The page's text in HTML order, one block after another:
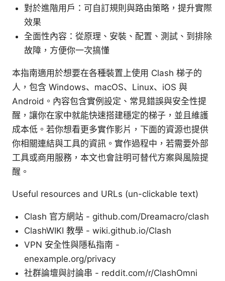
對於進階用戶：可自訂規則與路由策略，提升實際
效果
全面性內容：從原理、安裝、配置、測試、到排除
故障，方便你一次搞懂
本指南適用於想要在各種裝置上使用 Clash 梯子的
人，包含 Windows、macOS、Linux、iOS 與
Android。內容包含實例設定、常見錯誤與安全性提
醒，讓你在家中就能快速搭建穩定的梯子，並且維護
成本低。若你想看更多實作影片，下面的資源也提供
你相關連結與工具的資訊。實作過程中，若需要外部
工具或商用服務，本文也會註明可替代方案與風險提
醒。
Useful resources and URLs (un-clickable text)
Clash 官方網站 - github.com/Dreamacro/clash
ClashWIKI 教學 - wiki.github.io/Clash
VPN 安全性與隱私指南 -
enexample.org/privacy
社群論壇與討論串 - reddit.com/r/ClashOmni